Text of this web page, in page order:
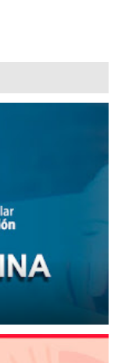
Oficial